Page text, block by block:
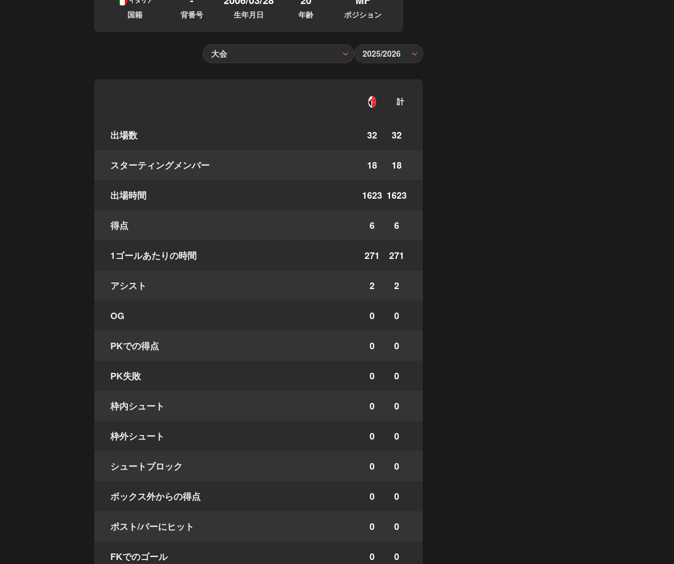
国籍 背番号 生年月日 年齢 ポジション
大会 2025/2026
計
出場数 32 32
スターティングメンバー 18 18
出場時間 1623 1623
得点 6 6
1ゴールあたりの時間 271 271
アシスト 2 2
OG 0 0
PKでの得点 0 0
PK失敗 0 0
枠内シュート 0 0
枠外シュート 0 0
シュートブロック 0 0
ボックス外からの得点 0 0
ポスト/バーにヒット 0 0
FKでのゴール 0 0